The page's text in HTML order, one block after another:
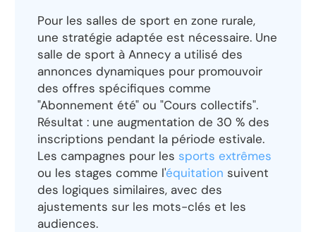
Pour les salles de sport en zone rurale,
une stratégie adaptée est nécessaire. Une
salle de sport à Annecy a utilisé des
annonces dynamiques pour promouvoir
des offres spécifiques comme
"Abonnement été" ou "Cours collectifs".
Résultat : une augmentation de 30 % des
inscriptions pendant la période estivale.
Les campagnes pour les sports extrêmes
ou les stages comme l'équitation suivent
des logiques similaires, avec des
ajustements sur les mots-clés et les
audiences.